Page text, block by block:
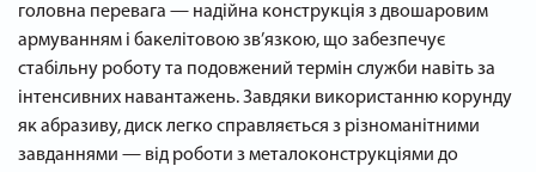
головна перевага — надійна конструкція з двошаровим
армуванням і бакелітовою зв’язкою, що забезпечує
стабільну роботу та подовжений термін служби навіть за
інтенсивних навантажень. Завдяки використанню корунду
як абразиву, диск легко справляється з різноманітними
завданнями — від роботи з металоконструкціями до